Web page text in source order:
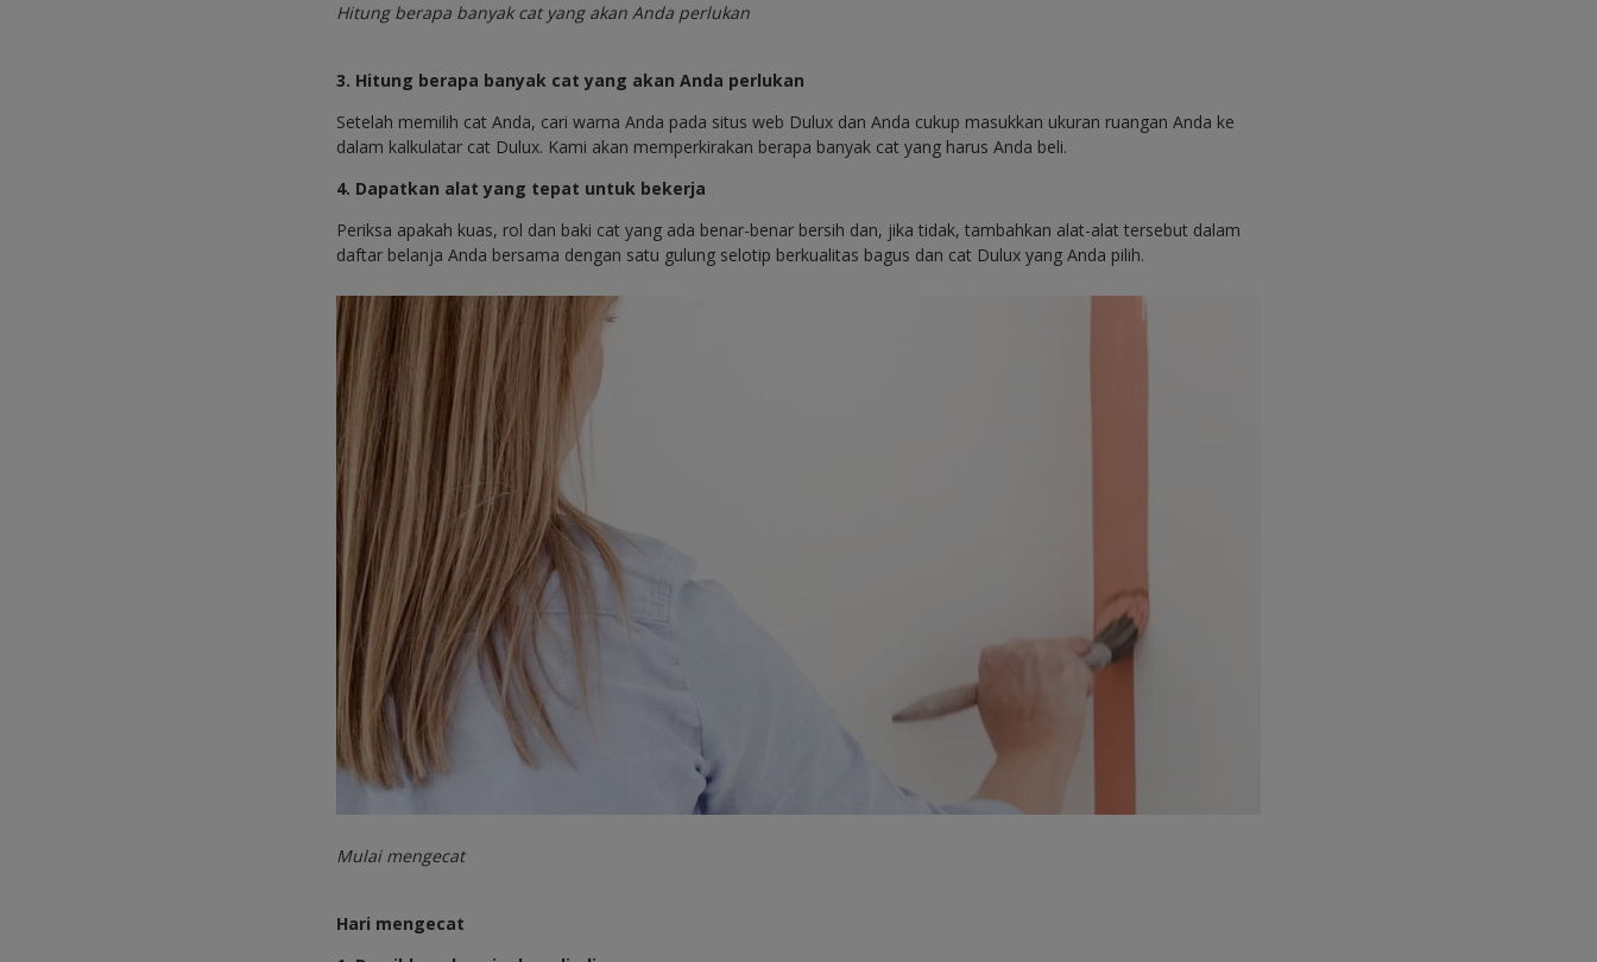
Hitung berapa banyak cat yang akan Anda perlukan
3. Hitung berapa banyak cat yang akan Anda perlukan
Setelah memilih cat Anda, cari warna Anda pada situs web Dulux dan Anda cukup masukkan ukuran ruangan Anda ke
dalam kalkulatar cat Dulux. Kami akan memperkirakan berapa banyak cat yang harus Anda beli.
4. Dapatkan alat yang tepat untuk bekerja
Periksa apakah kuas, rol dan baki cat yang ada benar-benar bersih dan, jika tidak, tambahkan alat-alat tersebut dalam
daftar belanja Anda bersama dengan satu gulung selotip berkualitas bagus dan cat Dulux yang Anda pilih.
Mulai mengecat
Hari mengecat